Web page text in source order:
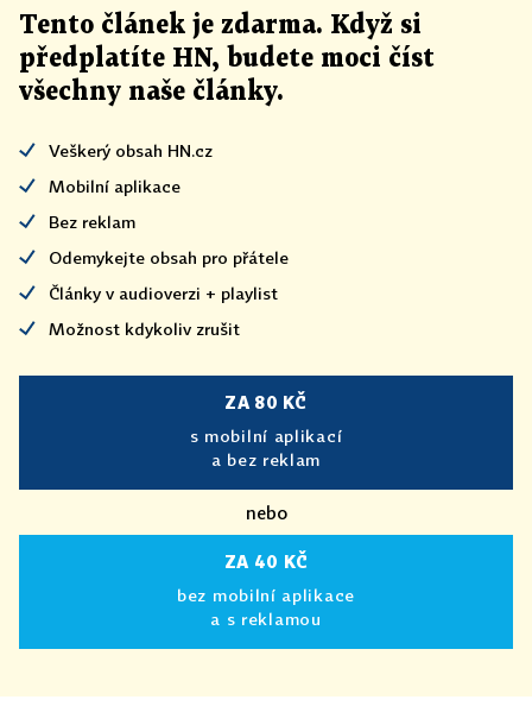
Tento článek je zdarma. Když si
předplatíte HN, budete moci číst
všechny naše články.
Veškerý obsah HN.cz
Mobilní aplikace
Bez reklam
Odemykejte obsah pro přátele
Články v audioverzi + playlist
Možnost kdykoliv zrušit
ZA 80 KČ
s mobilní aplikací
a bez reklam
nebo
ZA 40 KČ
bez mobilní aplikace
a s reklamou